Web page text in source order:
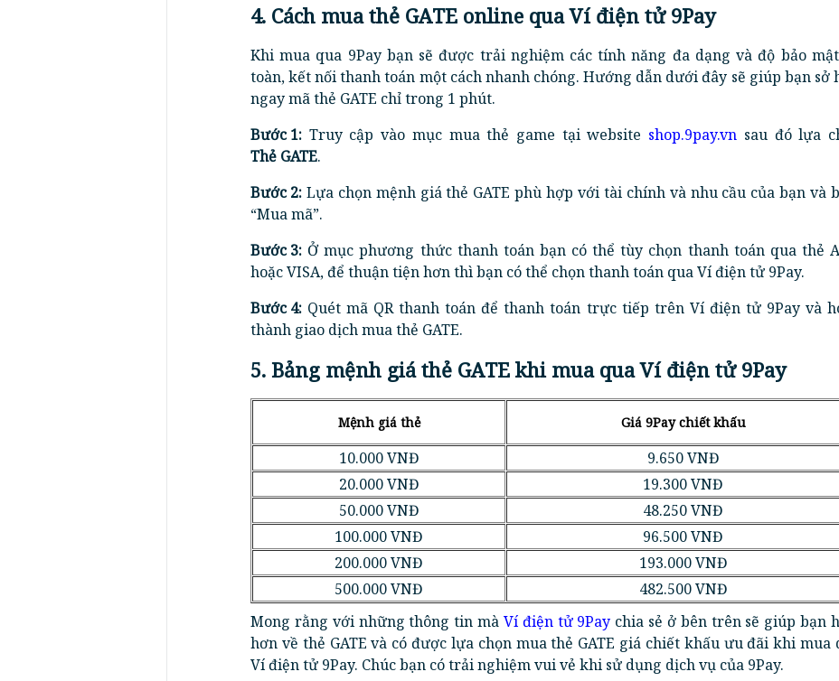
4. Cách mua thẻ GATE online qua Ví điện tử 9Pay
Khi mua qua 9Pay bạn sẽ được trải nghiệm các tính năng đa dạng và độ bảo
toàn, kết nối thanh toán một cách nhanh chóng. Hướng dẫn dưới đây sẽ giúp bạn sở
ngay mã thẻ GATE chỉ trong 1 phút.
Bước 1: Truy cập vào mục mua thẻ game tại website shop.9pay.vn sau đó lựa
Thẻ GATE.
Bước 2: Lựa chọn mệnh giá thẻ GATE phù hợp với tài chính và nhu cầu của bạn và
“Mua mã”.
Bước 3: Ở mục phương thức thanh toán bạn có thể tùy chọn thanh toán qua thẻ
hoặc VISA, để thuận tiện hơn thì bạn có thể chọn thanh toán qua Ví điện tử 9Pay.
Bước 4: Quét mã QR thanh toán để thanh toán trực tiếp trên Ví điện tử 9Pay và
thành giao dịch mua thẻ GATE.
5. Bảng mệnh giá thẻ GATE khi mua qua Ví điện tử 9Pay
Mệnh giá thẻ Giá 9Pay chiết khấu
10.000 VNĐ
9.650 VNĐ
20.000 VNĐ
19.300 VNĐ
50.000 VNĐ
48.250 VNĐ
100.000 VNĐ
96.500 VNĐ
200.000 VNĐ
193.000 VNĐ
500.000 VNĐ
482.500 VNĐ
Mong rằng với những thông tin mà Ví điện tử 9Pay chia sẻ ở bên trên sẽ giúp bạn
hơn về thẻ GATE và có được lựa chọn mua thẻ GATE giá chiết khấu ưu đãi khi mua
Ví điện tử 9Pay. Chúc bạn có trải nghiệm vui vẻ khi sử dụng dịch vụ của 9Pay.